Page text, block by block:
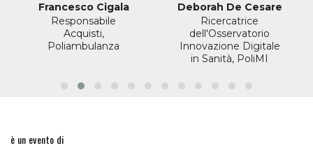
Francesco Cigala
Responsabile
Acquisti,
Poliambulanza
Deborah De Cesare
Ricercatrice
dell'Osservatorio
Innovazione Digitale
in Sanità, PoliMI
è un evento di